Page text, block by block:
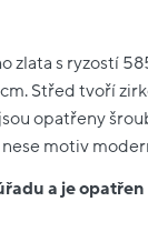
zlata s ryzostí
Střed tvoří
opatřeny
motiv
a je